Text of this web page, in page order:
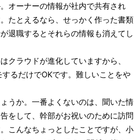
オーナーの情報が社内で共有され
たとえるなら、せっかく作った書類
退職するとそれらの情報も消えてし
ラウドが進化していますから、
るだけでOKです。難しいことをや
うか。一番よくないのは、聞いた情
をして、幹部がお祝いのために訪問
こんなちょっとしたことですが、小